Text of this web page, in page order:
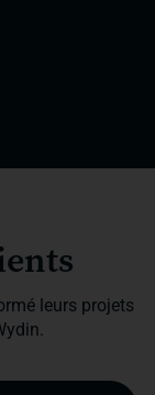
leurs projets